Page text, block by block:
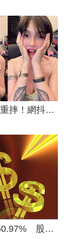
反指標女神一句話旺宏重摔！網抖：求放過
新／華邦電營收年增160.97% 股價評析